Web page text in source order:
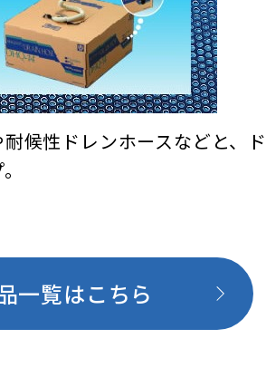
候性ドレンホースなどと、
一覧はこちら